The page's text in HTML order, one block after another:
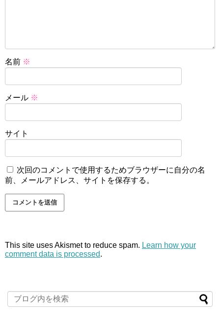
名前 ※
メール ※
サイト
次回のコメントで使用するためブラウザーに自分の名
前、メールアドレス、サイトを保存する。
This site uses Akismet to reduce spam. Learn how your
comment data is processed.